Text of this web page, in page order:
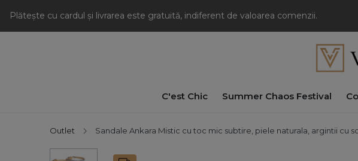
Plătește cu cardul și livrarea este gratuită, indiferent de valoarea comenzii.
C'est Chic Summer Chaos Festival
Outlet Sandale Ankara Mistic cu toc mic subtire, piele naturala, argintii cu